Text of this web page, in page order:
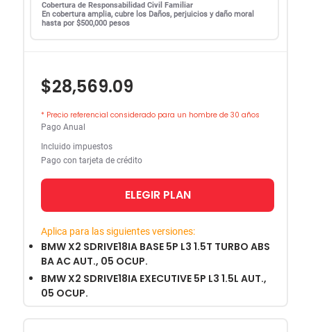
Cobertura de Responsabilidad Civil Familiar
En cobertura amplia, cubre los Daños, perjuicios y daño moral
hasta por $500,000 pesos
$28,569.09
* Precio referencial considerado para un hombre de 30 años
Pago Anual
Incluido impuestos
Pago con tarjeta de crédito
ELEGIR PLAN
Aplica para las siguientes versiones:
BMW X2 SDRIVE18IA BASE 5P L3 1.5T TURBO ABS
BA AC AUT., 05 OCUP.
BMW X2 SDRIVE18IA EXECUTIVE 5P L3 1.5L AUT.,
05 OCUP.